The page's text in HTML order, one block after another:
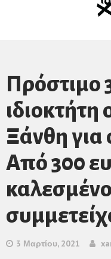
Πρόστιμο
ιδιοκτήτη
Ξάνθη για
Από 300
3 Μαρτίου, 2021